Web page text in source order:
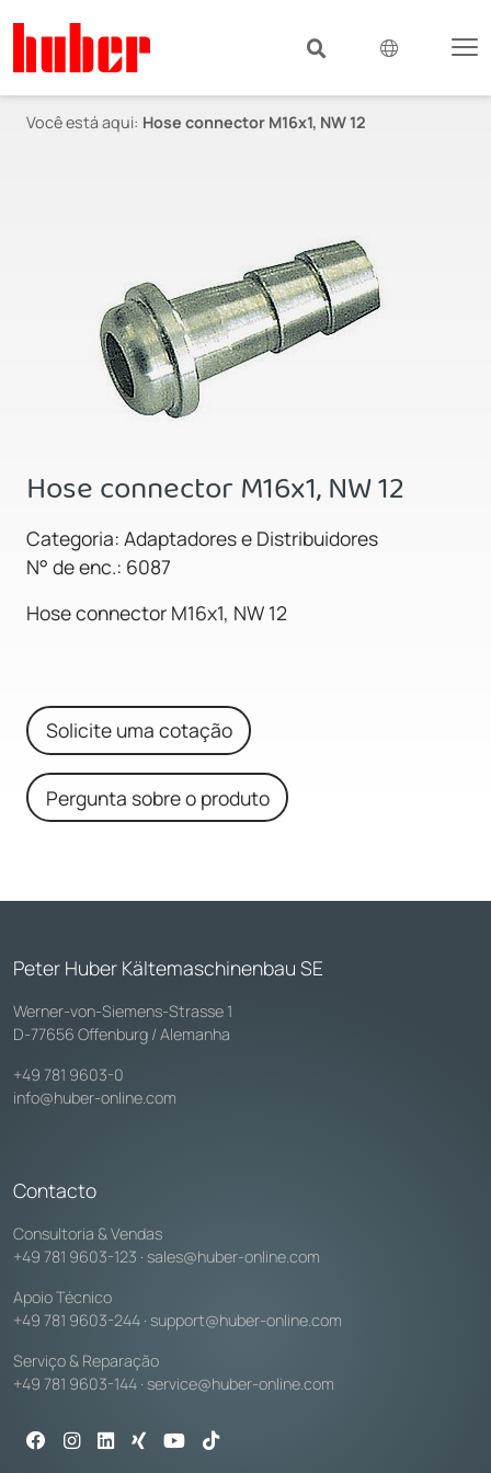
Você está aqui: Hose connector M16x1, NW 12
Hose connector M16x1, NW 12
Categoria: Adaptadores e Distribuidores
N° de enc.: 6087
Hose connector M16x1, NW 12
Solicite uma cotação
Pergunta sobre o produto
Peter Huber Kältemaschinenbau SE
Werner-von-Siemens-Strasse 1
D-77656 Offenburg / Alemanha
+49 781 9603-0
info@huber-online.com
Contacto
Consultoria & Vendas
+49 781 9603-123 · sales@huber-online.com
Apoio Técnico
+49 781 9603-244 · support@huber-online.com
Serviço & Reparação
+49 781 9603-144 · service@huber-online.com